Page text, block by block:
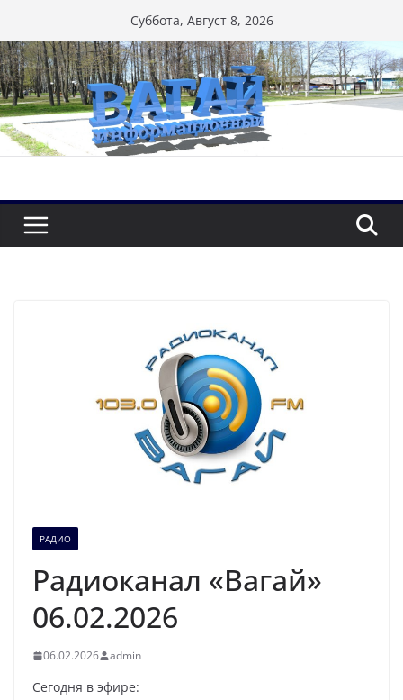
к
содержимому
Суббота, Август 8, 2026
РАДИО
Радиоканал «Вагай»
06.02.2026
06.02.2026 admin
Сегодня в эфире: